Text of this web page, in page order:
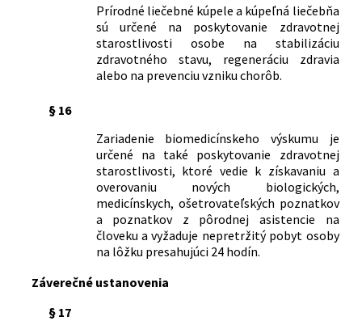
Prírodné liečebné kúpele a kúpeľná liečebňa
sú určené na poskytovanie zdravotnej
starostlivosti osobe na stabilizáciu
zdravotného stavu, regeneráciu zdravia
alebo na prevenciu vzniku chorôb.
§ 16
Zariadenie biomedicínskeho výskumu je
určené na také poskytovanie zdravotnej
starostlivosti, ktoré vedie k získavaniu a
overovaniu nových biologických,
medicínskych, ošetrovateľských poznatkov
a poznatkov z pôrodnej asistencie na
človeku a vyžaduje nepretržitý pobyt osoby
na lôžku presahujúci 24 hodín.
Záverečné ustanovenia
§ 17